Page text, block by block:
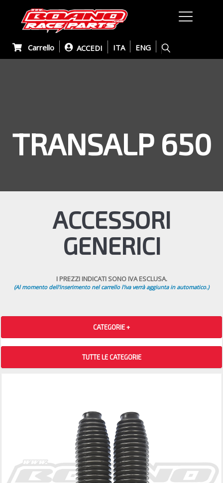
Carrello ACCEDI ITA ENG
TRANSALP 650
ACCESSORI
GENERICI
I PREZZI INDICATI SONO IVA ESCLUSA.
(Al momento dell'inserimento nel carrello l'iva verrà aggiunta in automatico.)
CATEGORIE +
TUTTE LE CATEGORIE